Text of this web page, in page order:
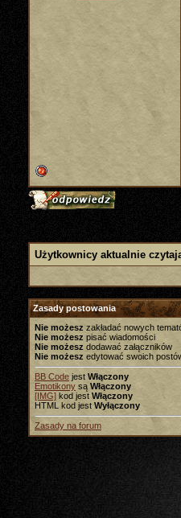
Użytkownicy aktualnie
Zasady postowania
Nie możesz zakładać nowych
Nie możesz pisać wiadomości
Nie możesz dodawać załączników
Nie możesz edytować swoich
BB Code jest Włączony
Emotikony są Włączony
[IMG] kod jest Włączony
HTML kod jest Wyłączony
Zasady na forum